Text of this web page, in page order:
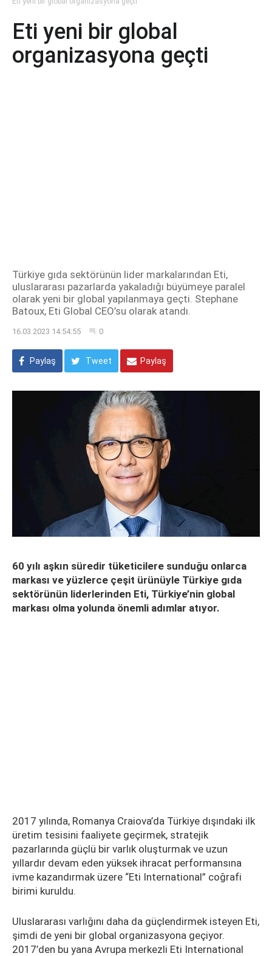
Eti yeni bir global
organizasyona geçti
Türkiye gıda sektörünün lider markalarından Eti,
uluslararası pazarlarda yakaladığı büyümeye paralel
olarak yeni bir global yapılanmaya geçti. Stephane
Batoux, Eti Global CEO’su olarak atandı.
16.03.2023 14:54:55 0
Paylaş Tweet Paylaş
60 yılı aşkın süredir tüketicilere sunduğu onlarca
markası ve yüzlerce çeşit ürünüyle Türkiye gıda
sektörünün liderlerinden Eti, Türkiye’nin global
markası olma yolunda önemli adımlar atıyor.
2017 yılında, Romanya Craiova’da Türkiye dışındaki ilk
üretim tesisini faaliyete geçirmek, stratejik
pazarlarında güçlü bir varlık oluşturmak ve uzun
yıllardır devam eden yüksek ihracat performansına
ivme kazandırmak üzere “Eti International” coğrafi
birimi kuruldu.
Uluslararası varlığını daha da güçlendirmek isteyen Eti,
şimdi de yeni bir global organizasyona geçiyor.
2017’den bu yana Avrupa merkezli Eti International